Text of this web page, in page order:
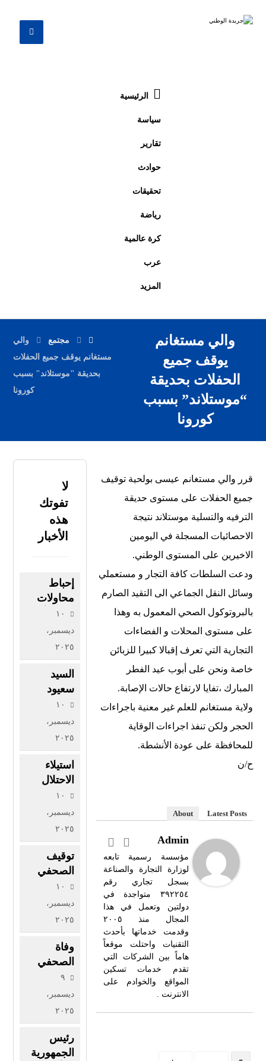
الرئيسية
سياسة
تقارير
حوادث
تحقيقات
رياضة
كرة عالمية
عرب
المزيد
والي مستغانم
يوقف جميع
الحفلات بحديقة
“موستلاند” بسبب
كورونا
مجتمع
والي
مستغانم يوقف جميع الحفلات
بحديقة "موستلاند" بسبب
كورونا
قرر والي مستغانم عيسى بولحية توقيف
جميع الحفلات على مستوى حديقة
الترفيه والتسلية موستلاند نتيجة
الاحصائيات المسجلة في اليومين
الاخيرين على المستوى الوطني.
ودعت السلطات كافة التجار و مستعملي
وسائل النقل الجماعي الى التقيد الصارم
بالبروتوكول الصحي المعمول به وهذا
على مستوى المحلات و الفضاءات
التجارية التي تعرف إقبالا كبيرا للزبائن
خاصة ونحن على أبوب عيد الفطر
المبارك ،تفايا لارتفاع حالات الإصابة.
ولاية مستغانم للعلم غير معنية باجراءات
الحجر ولكن تنفذ اجراءات الوقاية
للمحافظة على عودة الأنشطة.
ح/ن
About Latest Posts
Admin
مؤسسة رسمية تابعه
لوزارة التجارة والصناعة
بسجل تجاري رقم
٣٩٢٢٥٤ متواجدة في
دولتين وتعمل في هذا
المجال منذ ٢٠٠٥
وقدمت خدماتها بأحدث
التقنيات واحتلت موقعاً
هاماً بين الشركات التي
تقدم خدمات تسكين
المواقع والخوادم على
الانترنت .
لا
تفوتك
هذه
الأخبار
إحباط
محاولات
إدخال أزيد
من ٢٦
قنطارا من
الكيف
المعالج
عبر الحدود
مع المغرب
١٠
ديسمبر،
٢٠٢٥
السيد
سعيود
يعرض
مشروع
قانون
المرور
أمام اللجنة
المختصة
١٠
ديسمبر،
٢٠٢٥
استيلاء
الاحتلال
الصهيوني
على مقر
“أونروا”
مقدمة
عملية
لتصفية
قضية
١٠
ديسمبر،
٢٠٢٥
توقيف
الصحفي
الجزائري
مهدي غزار
بقناة
AL٢٤
News
الدولية في
باريس من
١٠
ديسمبر،
٢٠٢٥
وفاة
الصحفي
والمعلق
الرياضي
عبد
الحفيظ
شايب
٩
ديسمبر،
٢٠٢٥
رئيس
الجمهورية